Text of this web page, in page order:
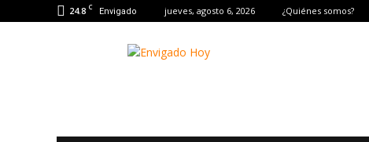
24.8 C Envigado jueves, agosto 6, 2026 ¿Quiénes somos?
Envigado